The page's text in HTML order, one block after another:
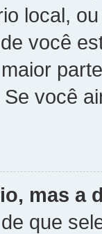
local,
você
você
mas a
que